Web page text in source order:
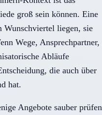
groß sein können. Eine
Wunschviertel liegen, sie
Wege, Ansprechpartner,
Abläufe
die auch über
hat.
Angebote sauber prüfen